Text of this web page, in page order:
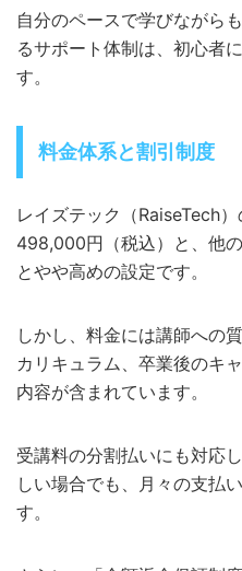
自分のペースで学びながら
るサポート体制は、初心者
す。
料金体系と割引制度
レイズテック（RaiseTech
498,000円（税込）と、他
とやや高めの設定です。
しかし、料金には講師への
カリキュラム、卒業後のキ
内容が含まれています。
受講料の分割払いにも対応
しい場合でも、月々の支払
す。